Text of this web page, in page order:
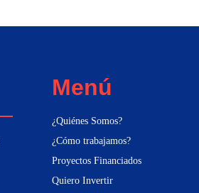
Menú
¿Quiénes Somos?
¿Cómo trabajamos?
Proyectos Financiados
Quiero Invertir